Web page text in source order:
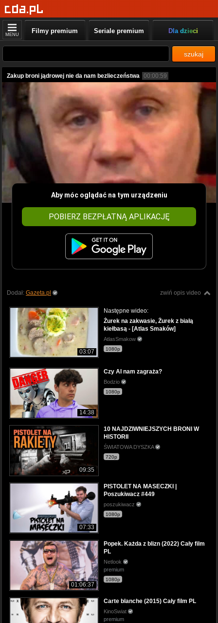
MENU Filmy premium Seriale premium Dla dzieci
szukaj
Zakup broni jądrowej nie da nam bezlieczeństwa 00:00:59
Aby móc oglądać na tym urządzeniu
POBIERZ BEZPŁATNĄ APLIKACJĘ
zwiń opis video
Dodał: Gazeta.pl
03:07
Następne wideo:
Żurek na zakwasie, Żurek z białą
kiełbasą - [Atlas Smaków]
AtlasSmakow
1080p
14:38
Czy AI nam zagraża?
Bodzio
1080p
09:35
10 NAJDZIWNIEJSZYCH BRONI W
HISTORII
ŚWIATOWA DYSZKA
720p
07:33
PISTOLET NA MASECZKI |
Poszukiwacz #449
poszukiwacz
1080p
01:06:37
Popek. Każda z blizn (2022) Cały film
PL
Netlook
premium
1080p
Carte blanche (2015) Cały film PL
KinoSwiat
premium